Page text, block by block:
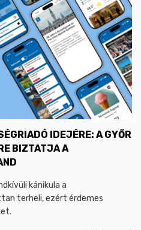
IDEJÉRE: A GYŐR
BIZTATJA A
kánikula a
terheli, ezért érdemes